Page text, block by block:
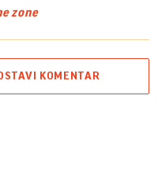
zone
KOMENTAR